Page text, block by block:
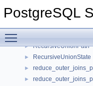
PostgreSQL
►
► RecursiveUnionPath
► RecursiveUnionState
►
►